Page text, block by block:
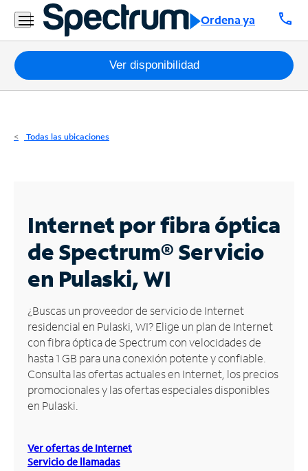
Ordena ya call
Residencial
Business
Paquetes
Internet
Business
Contáctanos
Inglés
Administrar
cuenta
Encuentra
una
tienda
Ver disponibilidad
Todas las ubicaciones
Internet por fibra óptica
de Spectrum®Servicio
en Pulaski, WI
¿Buscas un proveedor de servicio de Internet
residencial en Pulaski, WI? Elige un plan de Internet
con fibra óptica de Spectrum con velocidades de
hasta 1 GB para una conexión potente y confiable.
Consulta las ofertas actuales en Internet, los precios
promocionales y las ofertas especiales disponibles
en Pulaski.
Ver ofertas de Internet
Servicio de llamadas